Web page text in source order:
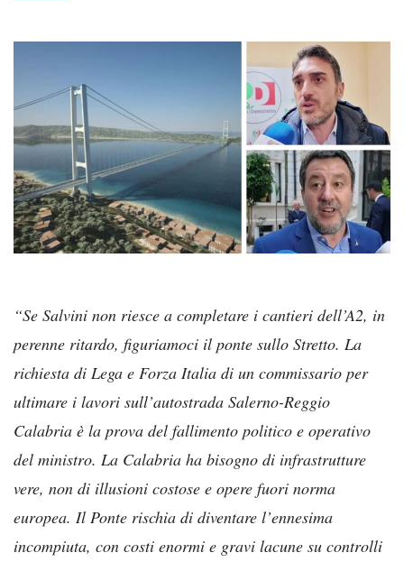
“Se Salvini non riesce a completare i cantieri dell’A2, in
perenne ritardo, figuriamoci il ponte sullo Stretto. La
richiesta di Lega e Forza Italia di un commissario per
ultimare i lavori sull’autostrada Salerno-Reggio
Calabria è la prova del fallimento politico e operativo
del ministro. La Calabria ha bisogno di infrastrutture
vere, non di illusioni costose e opere fuori norma
europea. Il Ponte rischia di diventare l’ennesima
incompiuta, con costi enormi e gravi lacune su controlli